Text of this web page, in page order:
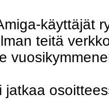
käyttäjät
teitä
jatkaa